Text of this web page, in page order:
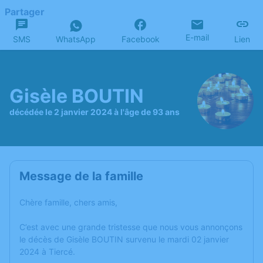
Partager
SMS WhatsApp Facebook E-mail Lien
Gisèle BOUTIN
décédée le 2 janvier 2024 à l'âge de 93 ans
Message de la famille
Chère famille, chers amis,
C’est avec une grande tristesse que nous vous annonçons
le décès de Gisèle BOUTIN survenu le mardi 02 janvier
2024 à Tiercé.